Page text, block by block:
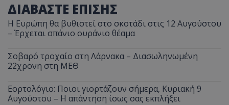
ΔΙΑΒΑΣΤΕ ΕΠΙΣΗΣ
Η Ευρώπη θα βυθιστεί στο σκοτάδι στις 12 Αυγούστου
– Έρχεται σπάνιο ουράνιο θέαμα
Σοβαρό τροχαίο στη Λάρνακα – Διασωληνωμένη
22χρονη στη ΜΕΘ
Εορτολόγιο: Ποιοι γιορτάζουν σήμερα, Κυριακή 9
Αυγούστου – Η απάντηση ίσως σας εκπλήξει